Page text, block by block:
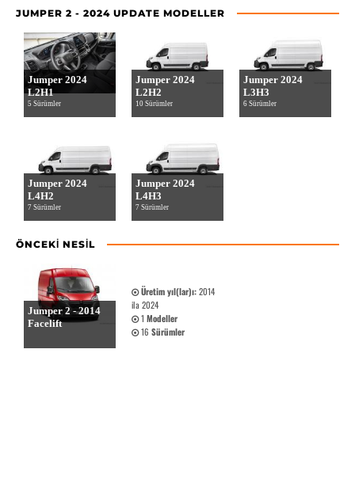
JUMPER 2 - 2024 UPDATE MODELLER
Jumper 2024
L2H1
5 Sürümler
Jumper 2024
L2H2
10 Sürümler
Jumper 2024
L3H3
6 Sürümler
Jumper 2024
L4H2
7 Sürümler
Jumper 2024
L4H3
7 Sürümler
ÖNCEKI NESIL
Jumper 2 - 2014
Facelift
Üretim yıl(lar)ı:2014
ila 2024
1 Modeller
16 Sürümler